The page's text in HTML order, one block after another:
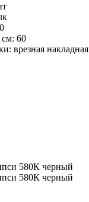
60
врезная накладная